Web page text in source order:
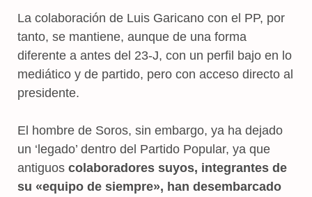
La colaboración de Luis Garicano con el PP, por
tanto, se mantiene, aunque de una forma
diferente a antes del 23-J, con un perfil bajo en lo
mediático y de partido, pero con acceso directo al
presidente.
El hombre de Soros, sin embargo, ya ha dejado
un ‘legado’ dentro del Partido Popular, ya que
antiguos colaboradores suyos, integrantes de
su «equipo de siempre», han desembarcado